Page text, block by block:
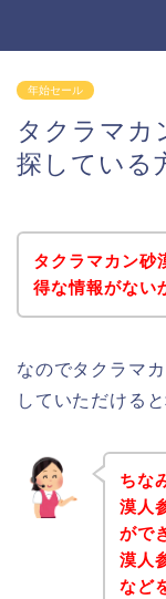
年始セール
タクラマカ
探している
タクラマカン砂
得な情報がない
なのでタクラマ
していただけると
ちな
漠人
がで
漠人
など